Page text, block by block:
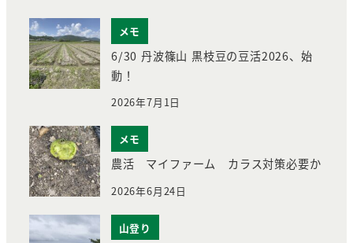
メモ
6/30 丹波篠山 黒枝豆の豆活2026、始
動！
2026年7月1日
メモ
農活 マイファーム カラス対策必要か
2026年6月24日
山登り